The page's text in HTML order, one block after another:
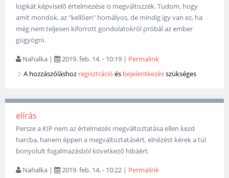
logikát képviselő értelmezése is megváltozzék. Tudom, hogy
amit mondok, az "kellően" homályos, de mindig így van ez, ha
még nem teljesen kiforrott gondolatokról próbál az ember
gügyögni.
Nahalka | 2019. feb. 14. - 10:19 | Permalink
A hozzászóláshoz regisztráció és bejelentkezésszükséges
elírás
Persze a KIP nem az értelmezés megváltoztatása ellen kezd
harcba, hanem éppen a megváltoztatásért, elnézést kérek a túl
bonyolult fogalmazásból következő hibáért.
Nahalka | 2019. feb. 14. - 10:22 | Permalink